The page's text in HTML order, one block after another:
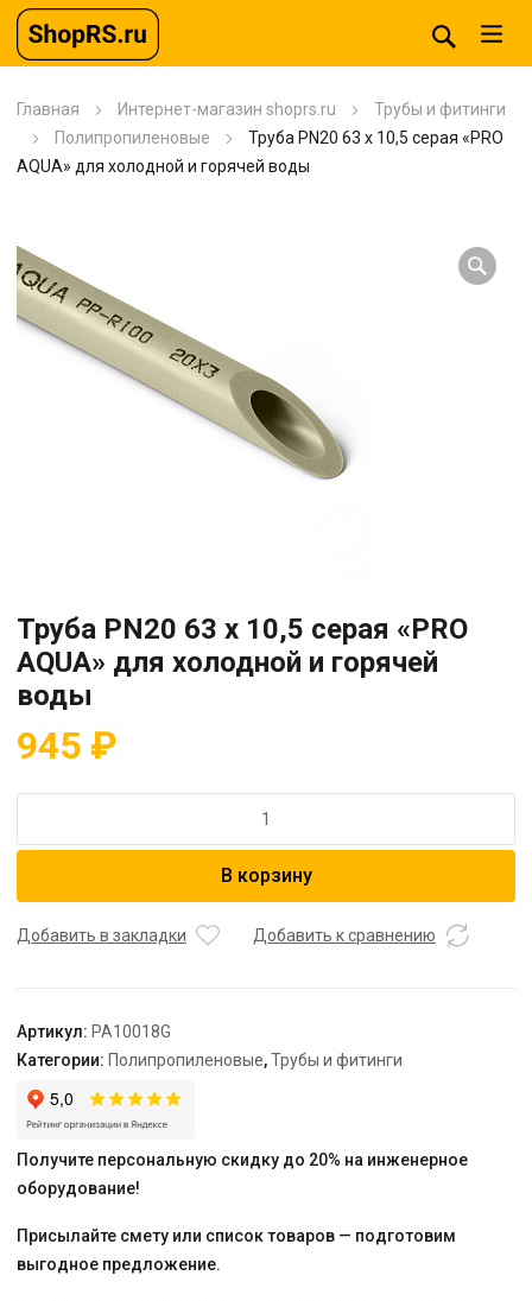
Главная Интернет-магазин shoprs.ru
Трубы и фитинги
Полипропиленовые
Труба PN20 63 x 10,5 серая «PRO
AQUA» для холодной и горячей воды
Труба PN20 63 x 10,5 серая «PRO
AQUA» для холодной и горячей
воды
945 ₽
Труба
x
AQUA"
для
холодной
воды
В корзину
Добавить в закладки Добавить к сравнению
Артикул: PA10018G
Категории: Полипропиленовые,Трубы и фитинги
Получите персональную скидку до 20% на инженерное
оборудование!
Присылайте смету или список товаров — подготовим
выгодное предложение.